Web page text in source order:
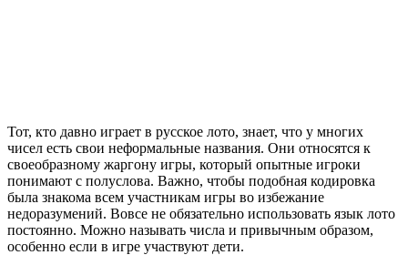
Тот, кто давно играет в русское лото, знает, что у многих
чисел есть свои неформальные названия. Они относятся к
своеобразному жаргону игры, который опытные игроки
понимают с полуслова. Важно, чтобы подобная кодировка
была знакома всем участникам игры во избежание
недоразумений. Вовсе не обязательно использовать язык лото
постоянно. Можно называть числа и привычным образом,
особенно если в игре участвуют дети.